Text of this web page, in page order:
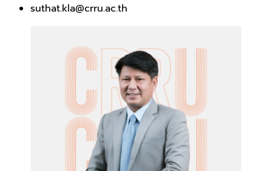
suthat.kla@crru.ac.th